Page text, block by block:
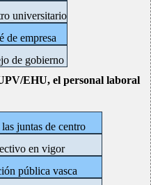
universitario
de empresa
de gobierno
EHU, el personal laboral
juntas de centro
en vigor
pública vasca